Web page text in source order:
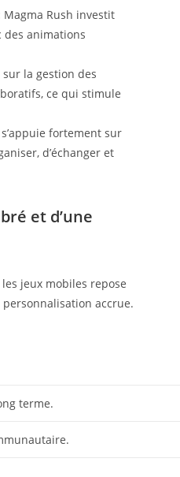
Magma Rush investit
des animations
la gestion des
ce qui stimule
fortement sur
d’échanger et
et d’une
jeux mobiles repose
accrue.
terme.